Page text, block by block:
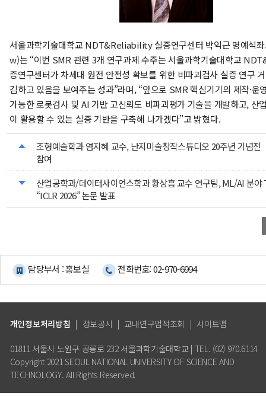
서울과학기술대학교 NDT&Reliability 실증연구센터 박익근 명예석
w)는 “이번 SMR 관련 3개 연구과제 수주는 서울과학기술대학교
증연구센터가 차세대 원전 안전성 확보를 위한 비파괴검사 실증 연구
김하고 있음을 보여주는 성과”라며, “앞으로 SMR 핵심기기의 제작·운
가능한 로봇검사 및 AI 기반 고신뢰도 비파괴평가 기술을 개발하고, 산
이 활용할 수 있는 실증 기반을 구축해 나가겠다”고 밝혔다.
조형예술학과 염지혜 교수, 난지미술창작스튜디오 20주년 기념전
참여
산업공학과/데이터사이언스학과 황상흠 교수 연구팀, ML/AI 분
“ICLR 2026” 논문 발표
담당부서 : 홍보실 전화번호: 02-970-6994
개인정보처리방침 | 정보공시 | 교내연구업적조회 | 사이트맵
01811 서울시 노원구 공릉로 232 서울과학기술대학교 | TEL. (02) 970.6114
Copyright 2021 SEOUL NATIONAL UNIVERSITY OF SCIENCE AND
TECHNOLOGY. All Rights Reserved.